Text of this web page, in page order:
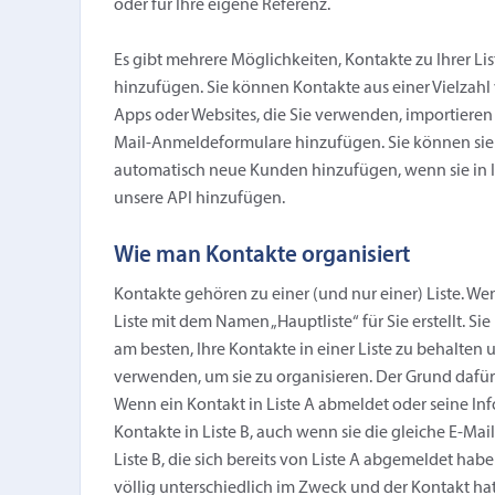
oder für Ihre eigene Referenz.
Es gibt mehrere Möglichkeiten, Kontakte zu Ihrer
hinzufügen. Sie können Kontakte aus einer
Apps oder Websites, die Sie verwenden,
Mail-Anmeldeformulare hinzufügen. Sie können
automatisch neue Kunden hinzufügen, wenn sie in
unsere API hinzufügen.
Wie man Kontakte organisiert
Kontakte gehören zu einer (und nur einer) Liste.
Liste mit dem Namen „Hauptliste“ für Sie erstellt.
am besten, Ihre Kontakte in einer Liste zu
verwenden, um sie zu organisieren. Der Grund
Wenn ein Kontakt in Liste A abmeldet oder seine
Kontakte in Liste B, auch wenn sie die gleiche E-
Liste B, die sich bereits von Liste A abgemeldet
völlig unterschiedlich im Zweck und der Kontakt